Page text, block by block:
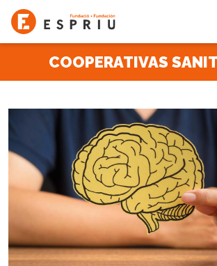
Pasar al contenido principal
COOPERATIVAS